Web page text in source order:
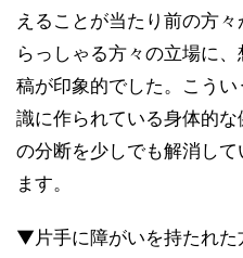
えることが当たり前の方
らっしゃる方々の立場に
稿が印象的でした。こう
識に作られている身体的
の分断を少しでも解消し
ます。
▼片手に障がいを持たれた